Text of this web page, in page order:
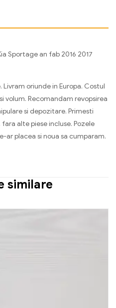
Sportage an fab 2016 2017
oriunde in Europa. Costul
volum. Recomandam revopsirea
si depozitare. Primesti
alte piese incluse. Pozele
ar placea si noua sa cumparam.
similare